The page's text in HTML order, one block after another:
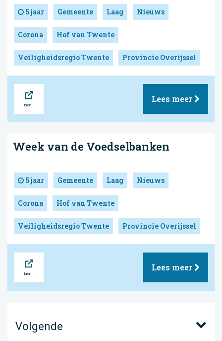
5 jaar Gemeente Laag Nieuws
Corona Hof van Twente
Veiligheidsregio Twente Provincie Overijssel
Lees meer
Week van de Voedselbanken
5 jaar Gemeente Laag Nieuws
Corona Hof van Twente
Veiligheidsregio Twente Provincie Overijssel
Lees meer
Volgende